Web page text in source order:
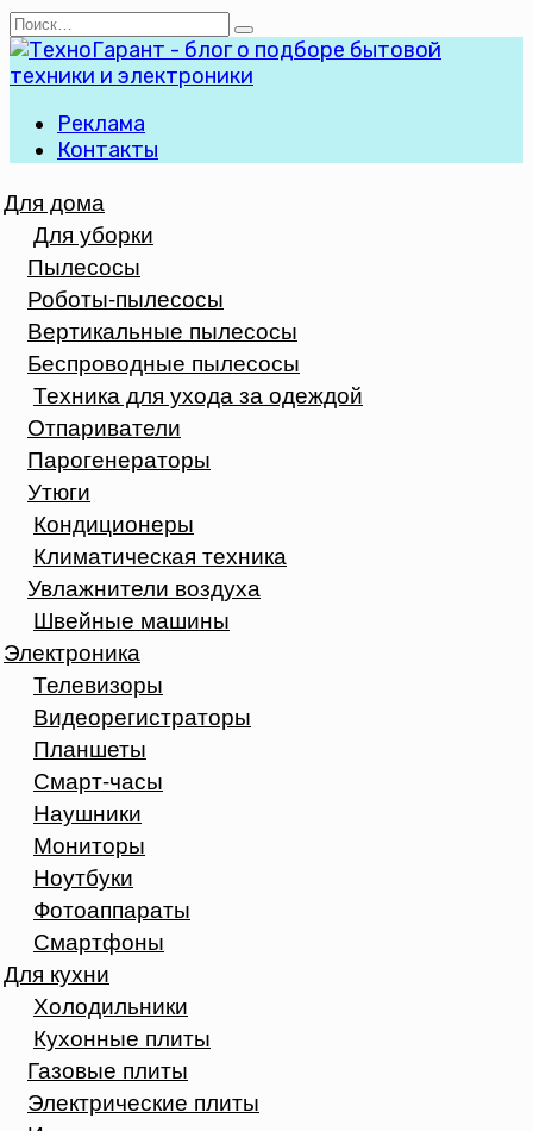
Перейти
к
содержанию
Search
for:
Реклама
Контакты
Для дома
Для уборки
Пылесосы
Роботы-пылесосы
Вертикальные пылесосы
Беспроводные пылесосы
Техника для ухода за одеждой
Отпариватели
Парогенераторы
Утюги
Кондиционеры
Климатическая техника
Увлажнители воздуха
Швейные машины
Электроника
Телевизоры
Видеорегистраторы
Планшеты
Смарт-часы
Наушники
Мониторы
Ноутбуки
Фотоаппараты
Смартфоны
Для кухни
Холодильники
Кухонные плиты
Газовые плиты
Электрические плиты